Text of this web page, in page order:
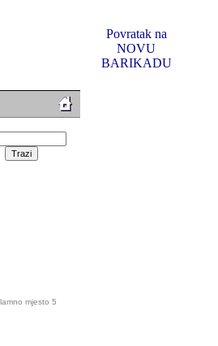
Povratak na
NOVU
BARIKADU